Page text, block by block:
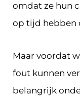
omdat ze hun
op tijd hebben
Maar voordat
fout kunnen
belangrijk